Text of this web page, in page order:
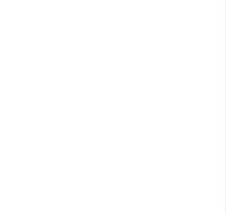
KATASTROFAVE